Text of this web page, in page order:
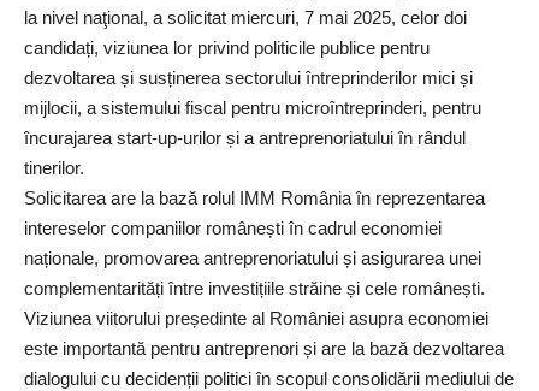
la nivel naţional, a solicitat miercuri, 7 mai 2025, celor doi
candidați, viziunea lor privind politicile publice pentru
dezvoltarea și susținerea sectorului întreprinderilor mici și
mijlocii, a sistemului fiscal pentru microîntreprinderi, pentru
încurajarea start-up-urilor și a antreprenoriatului în rândul
tinerilor.
Solicitarea are la bază rolul IMM România în reprezentarea
intereselor companiilor românești în cadrul economiei
naționale, promovarea antreprenoriatului și asigurarea unei
complementarități între investițiile străine și cele românești.
Viziunea viitorului președinte al României asupra economiei
este importantă pentru antreprenori și are la bază dezvoltarea
dialogului cu decidenții politici în scopul consolidării mediului de